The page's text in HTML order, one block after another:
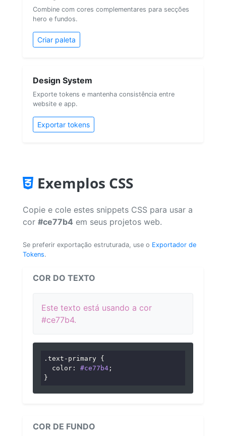
Combine com cores complementares para secções
hero e fundos.
Criar paleta
Design System
Exporte tokens e mantenha consistência entre
website e app.
Exportar tokens
Exemplos CSS
Copie e cole estes snippets CSS para usar a
cor #ce77b4 em seus projetos web.
Se preferir exportação estruturada, use o Exportador de
Tokens.
COR DO TEXTO
Este texto está usando a cor
#ce77b4.
.text-primary {
color : #ce77b4 ;
}
COR DE FUNDO